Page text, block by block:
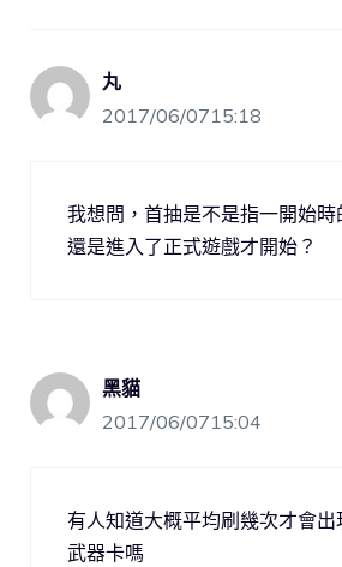
丸
2017/06/0715:18
我想問，首抽是不是指一開始時
還是進入了正式遊戲才開始？
黑貓
2017/06/0715:04
有人知道大概平均刷幾次才會
武器卡嗎